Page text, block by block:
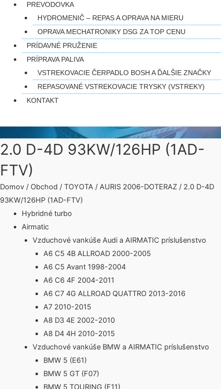
PREVODOVKA
HYDROMENIČ – REPAS A OPRAVA NA MIERU
OPRAVA MECHATRONIKY DSG ZA TOP CENU
PRÍDAVNÉ PRUŽENIE
PRÍPRAVA PALIVA
VSTREKOVACIE ČERPADLO BOSH A ĎALŠIE ZNAČKY
REPASOVANÉ VSTREKOVACIE TRYSKY (VSTREKY)
KONTAKT
2.0 D-4D 93KW/126HP (1AD-
FTV)
Domov / Obchod / TOYOTA / AURIS 2006-DOTERAZ / 2.0 D-4D
93KW/126HP (1AD-FTV)
Hybridné turbo
Airmatic
Vzduchové vankúše Audi a AIRMATIC príslušenstvo
A6 C5 4B ALLROAD 2000-2005
A6 C5 Avant 1998-2004
A6 C6 4F 2004-2011
A6 C7 4G ALLROAD QUATTRO 2013-2016
A7 2010-2015
A8 D3 4E 2002-2010
A8 D4 4H 2010-2015
Vzduchové vankúše BMW a AIRMATIC príslušenstvo
BMW 5 (E61)
BMW 5 GT (F07)
BMW 5 TOURING (F11)